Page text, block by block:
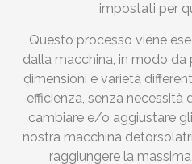
impostati per
Questo processo viene
dalla macchina, in modo
dimensioni e varietà
efficienza, senza necessità
cambiare e/o aggiustare
nostra macchina
raggiungere la